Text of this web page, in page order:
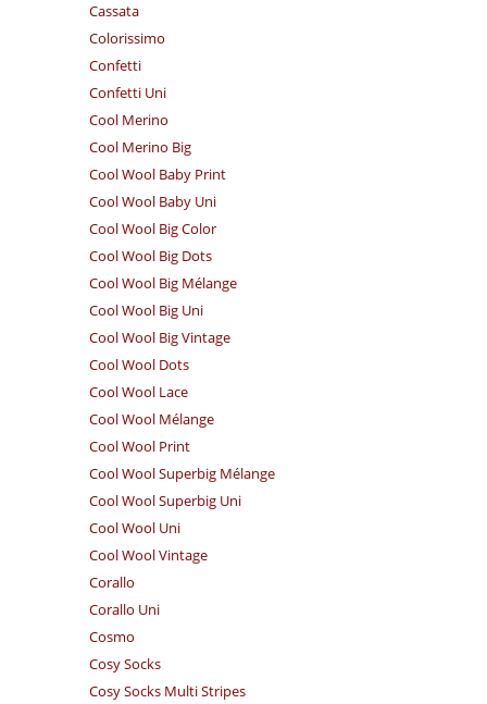
Cassata
Colorissimo
Confetti
Confetti Uni
Cool Merino
Cool Merino Big
Cool Wool Baby Print
Cool Wool Baby Uni
Cool Wool Big Color
Cool Wool Big Dots
Cool Wool Big Mélange
Cool Wool Big Uni
Cool Wool Big Vintage
Cool Wool Dots
Cool Wool Lace
Cool Wool Mélange
Cool Wool Print
Cool Wool Superbig Mélange
Cool Wool Superbig Uni
Cool Wool Uni
Cool Wool Vintage
Corallo
Corallo Uni
Cosmo
Cosy Socks
Cosy Socks Multi Stripes